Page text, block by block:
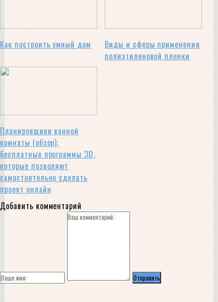
Как построить умный дом
Виды и сферы применения
полиэтиленовой пленки
Планировщики ванной
комнаты (обзор):
бесплатные программы 3D,
которые позволяют
самостоятельно сделать
проект онлайн
Добавить комментарий